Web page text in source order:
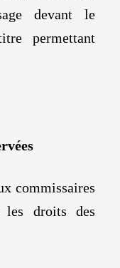
devant le
permettant
commissaires
droits des